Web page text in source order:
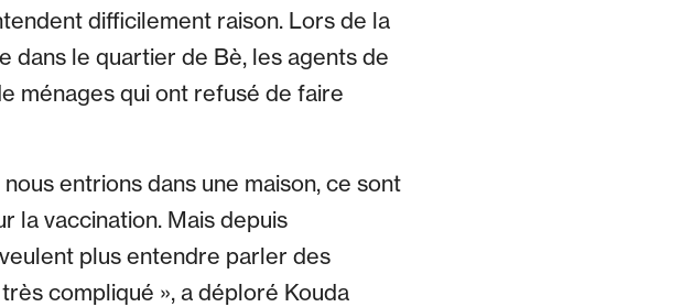
difficilement raison. Lors de la
dans le quartier de Bè, les agents de
ménages qui ont refusé de faire
entrions dans une maison, ce sont
la vaccination. Mais depuis
plus entendre parler des
compliqué », a déploré Kouda